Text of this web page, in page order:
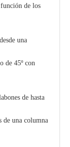
de los
una
de 45º con
de hasta
de una columna